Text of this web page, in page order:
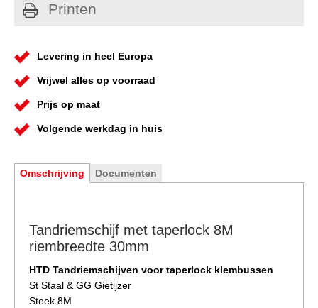
Printen
Levering in heel Europa
Vrijwel alles op voorraad
Prijs op maat
Volgende werkdag in huis
Omschrijving Documenten
Tandriemschijf met taperlock 8M
riembreedte 30mm
HTD Tandriemschijven voor taperlock klembussen
St Staal & GG Gietijzer
Steek 8M